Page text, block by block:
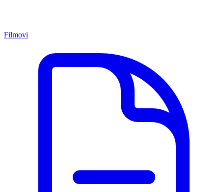
Filmovi